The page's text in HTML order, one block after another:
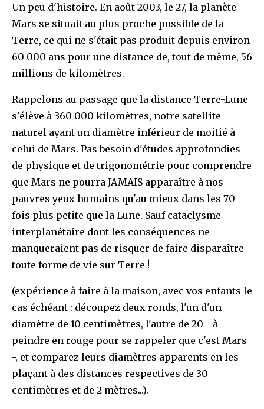
Un peu d'histoire. En août 2003, le 27, la planète
Mars se situait au plus proche possible de la
Terre, ce qui ne s'était pas produit depuis environ
60 000 ans pour une distance de, tout de même, 56
millions de kilomètres.
Rappelons au passage que la distance Terre-Lune
s'élève à 360 000 kilomètres, notre satellite
naturel ayant un diamètre inférieur de moitié à
celui de Mars. Pas besoin d'études approfondies
de physique et de trigonométrie pour comprendre
que Mars ne pourra JAMAIS apparaître à nos
pauvres yeux humains qu'au mieux dans les 70
fois plus petite que la Lune. Sauf cataclysme
interplanétaire dont les conséquences ne
manqueraient pas de risquer de faire disparaître
toute forme de vie sur Terre !
(expérience à faire à la maison, avec vos enfants le
cas échéant : découpez deux ronds, l'un d'un
diamètre de 10 centimètres, l'autre de 20 - à
peindre en rouge pour se rappeler que c'est Mars
-, et comparez leurs diamètres apparents en les
plaçant à des distances respectives de 30
centimètres et de 2 mètres...).